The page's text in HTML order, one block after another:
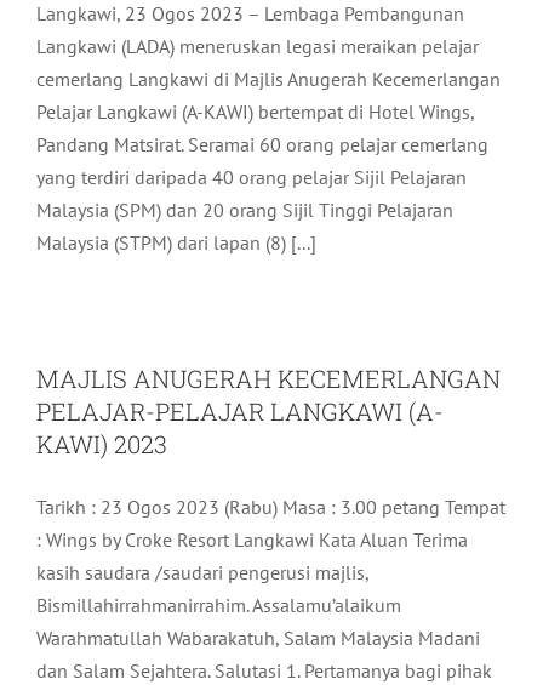
Langkawi, 23 Ogos 2023 – Lembaga Pembangunan
Langkawi (LADA) meneruskan legasi meraikan pelajar
cemerlang Langkawi di Majlis Anugerah Kecemerlangan
Pelajar Langkawi (A-KAWI) bertempat di Hotel Wings,
Pandang Matsirat. Seramai 60 orang pelajar cemerlang
yang terdiri daripada 40 orang pelajar Sijil Pelajaran
Malaysia (SPM) dan 20 orang Sijil Tinggi Pelajaran
Malaysia (STPM) dari lapan (8) [...]
MAJLIS ANUGERAH KECEMERLANGAN
PELAJAR-PELAJAR LANGKAWI (A-
KAWI) 2023
Tarikh : 23 Ogos 2023 (Rabu) Masa : 3.00 petang Tempat
: Wings by Croke Resort Langkawi Kata Aluan Terima
kasih saudara /saudari pengerusi majlis,
Bismillahirrahmanirrahim. Assalamu’alaikum
Warahmatullah Wabarakatuh, Salam Malaysia Madani
dan Salam Sejahtera. Salutasi 1. Pertamanya bagi pihak